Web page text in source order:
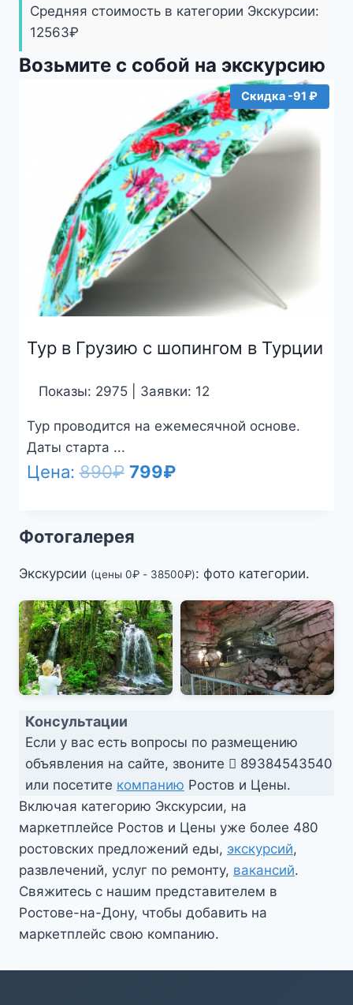
Средняя стоимость в категории Экскурсии:
12563₽
Возьмите с собой на экскурсию
Скидка -91 ₽
Тур в Грузию с шопингом в Турции
Показы: 2975 | Заявки: 12
Тур проводится на ежемесячной основе.
Даты старта ...
Цена:890₽ Первоначальная
799₽Текущая
Фотогалерея
Экскурсии (цены 0₽ - 38500₽): фото категории.
Консультации
Если у вас есть вопросы по размещению
объявления на сайте, звоните
89384543540
или посетите компанию Ростов и Цены.
Включая категорию Экскурсии, на
маркетплейсе Ростов и Цены уже более 480
ростовских предложений еды, экскурсий,
развлечений, услуг по ремонту, вакансий.
Свяжитесь с нашим представителем в
Ростове-на-Дону, чтобы добавить на
маркетплейс свою компанию.